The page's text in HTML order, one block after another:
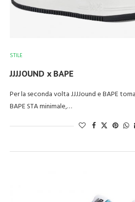
STILE
JJJJOUND x BAPE
Per la seconda volta JJJJound e BAPE
BAPE STA minimale,…